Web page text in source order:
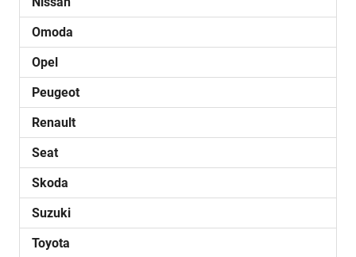
Omoda
Opel
Peugeot
Renault
Seat
Skoda
Suzuki
Toyota